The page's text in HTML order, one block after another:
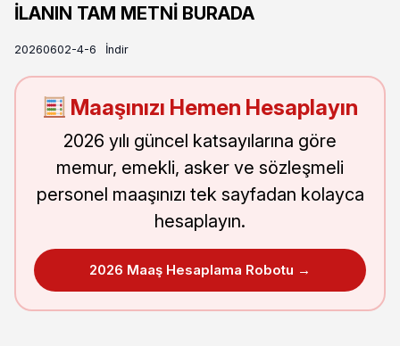
İLANIN TAM METNİ BURADA
20260602-4-6 İndir
Maaşınızı Hemen Hesaplayın
2026 yılı güncel katsayılarına göre
memur, emekli, asker ve sözleşmeli
personel maaşınızı tek sayfadan kolayca
hesaplayın.
2026 Maaş Hesaplama Robotu →